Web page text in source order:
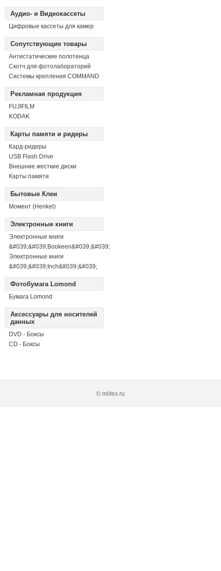
Аудио- и Видеокассеты
Цифровые кассеты для камер
Сопутствующие товары
Антистатические полотенца
Скотч для фотолабораторий
Системы крепления COMMAND
Рекламная продукция
FUJIFILM
KODAK
Карты памяти и ридеры
Кард-ридеры
USB Flash Drive
Внешние жесткие диски
Карты памяти
Бытовые Клеи
Момент (Henkel)
Электронные книги
Электронные книги
&#039;&#039;Bookeen&#039;&#039;
Электронные книги
&#039;&#039;Inch&#039;&#039;
Фотобумага Lomond
Бумага Lomond
Аксессуары для носителей
данных
DVD - Боксы
CD - Боксы
© miltex.ru